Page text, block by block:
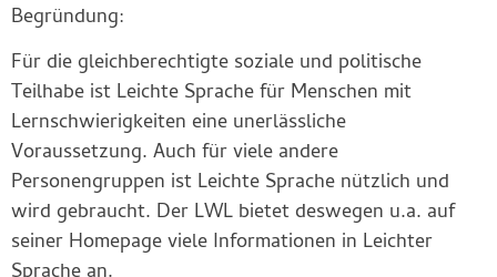
Begründung:
Für die gleichberechtigte soziale und politische
Teilhabe ist Leichte Sprache für Menschen mit
Lernschwierigkeiten eine unerlässliche
Voraussetzung. Auch für viele andere
Personengruppen ist Leichte Sprache nützlich und
wird gebraucht. Der LWL bietet deswegen u.a. auf
seiner Homepage viele Informationen in Leichter